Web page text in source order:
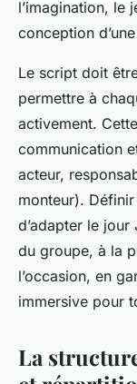
l’imagination, le
conception
Le script doit
permettre à
activement.
communication
acteur,
monteur).
d’adapter le
du groupe, à la
l’occasion, en
immersive pour
La